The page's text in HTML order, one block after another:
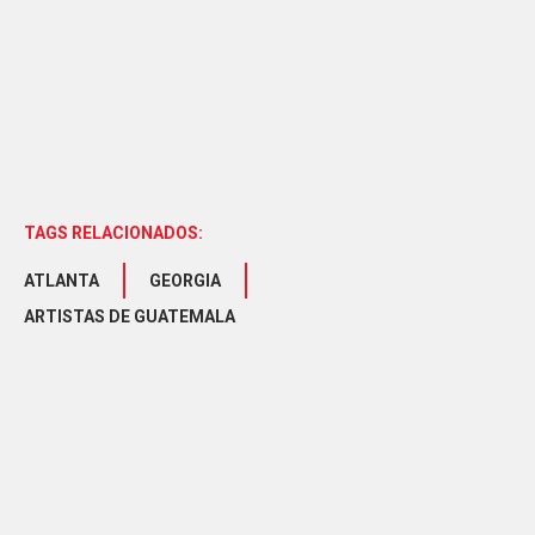
TAGS RELACIONADOS:
ATLANTA
GEORGIA
ARTISTAS DE GUATEMALA